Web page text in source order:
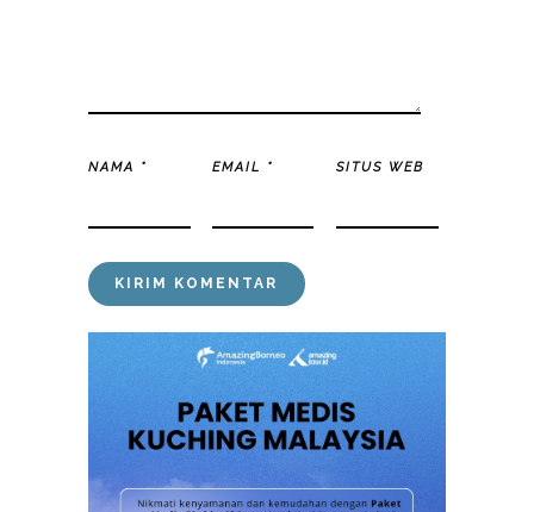
NAMA * EMAIL * SITUS WEB